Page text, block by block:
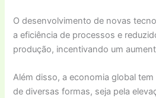
O desenvolvimento de novas
a eficiência de processos e
produção, incentivando um
Além disso, a economia global
de diversas formas, seja pela